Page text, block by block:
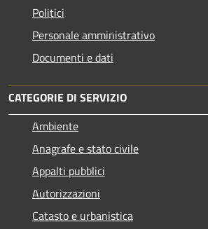
Politici
Personale amministrativo
Documenti e dati
CATEGORIE DI SERVIZIO
Ambiente
Anagrafe e stato civile
Appalti pubblici
Autorizzazioni
Catasto e urbanistica